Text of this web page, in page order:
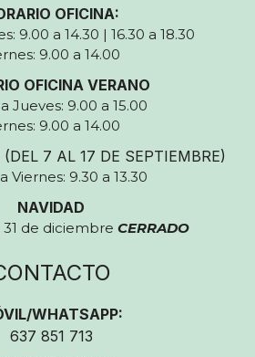
OFICINA:
9.00 a 14.30 | 16.30 a 18.30
9.00 a 14.00
OFICINA VERANO
Jueves: 9.00 a 15.00
9.00 a 14.00
(DEL 7 AL 17 DE SEPTIEMBRE)
Viernes: 9.30 a 13.30
NAVIDAD
31 de diciembre CERRADO
WHATSAPP:
637 851 713